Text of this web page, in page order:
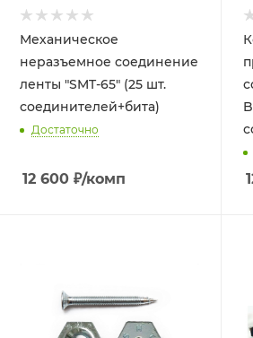
Механическое
неразъемное соединение
ленты "SMT-65" (25 шт.
соединителей+бита)
Достаточно
12 600 ₽/комп